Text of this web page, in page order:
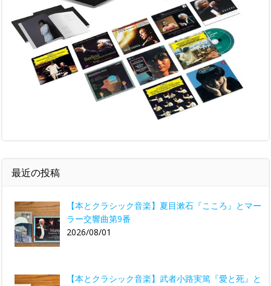
最近の投稿
【本とクラシック音楽】夏目漱石『こころ』とマー
ラー交響曲第9番
2026/08/01
【本とクラシック音楽】武者小路実篤『愛と死』と